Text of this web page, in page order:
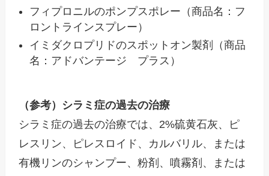
フィプロニルのポンプスポレー（商品名：フ
ロントラインスプレー）
イミダクロプリドのスポットオン製剤（商品
名：アドバンテージ プラス）
（参考）シラミ症の過去の治療
シラミ症の過去の治療では、2%硫黄石灰、ピ
レスリン、ピレスロイド、カルバリル、または
有機リンのシャンプー、粉剤、噴霧剤、または